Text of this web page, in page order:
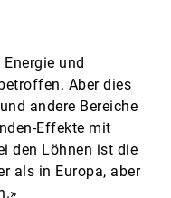
und
Aber dies
andere Bereiche
Effekte mit
den Löhnen ist die
als in Europa, aber